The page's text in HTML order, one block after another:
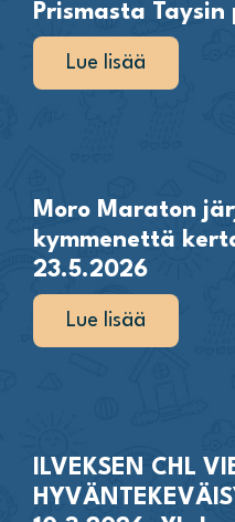
Prismasta
Lue lisää
Moro Maraton
kymmenettä
23.5.2026
Lue lisää
ILVEKSEN CHL